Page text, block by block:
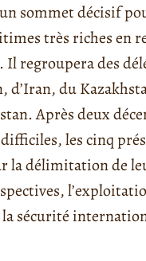
sommet décisif
très riches en
Il regroupera des
d’Iran, du
Après deux
les cinq
la délimitation de
sécurité